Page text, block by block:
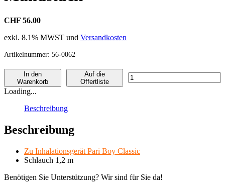
CHF 56.00
exkl. 8.1% MWST und Versandkosten
Artikelnummer: 56-0062
In den
Warenkorb
Auf die
Offertliste
Medikamentenvernebler
mit
Loading...
Beschreibung
Beschreibung
Zu Inhalationsgerät Pari Boy Classic
Schlauch 1,2 m
Benötigen Sie Unterstützung? Wir sind für Sie da!